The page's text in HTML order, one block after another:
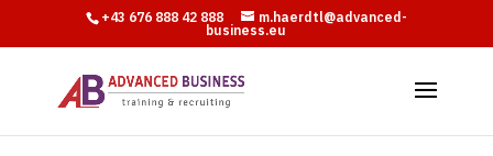
+43 676 888 42 888
m.haerdtl@advanced-
business.eu